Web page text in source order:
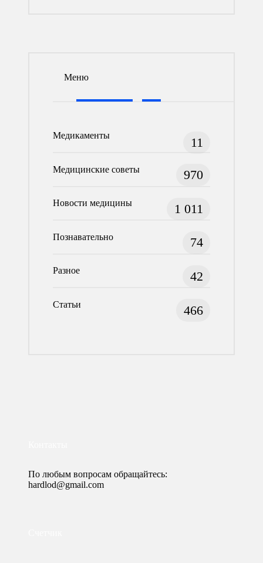
Меню
Медикаменты 11
Медицинские советы 970
Новости медицины 1 011
Познавательно 74
Разное 42
Статьи 466
По любым вопросам обращайтесь:
hardlod@gmail.com